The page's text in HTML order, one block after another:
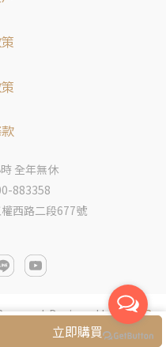
立即購買
全年無休
883358
西路二段677號
Designed by CYBER